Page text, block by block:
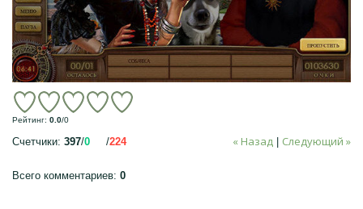
Рейтинг: 0.0/0
« Назад Следующий »
Счетчики: 397/0 /224
Всего комментариев: 0